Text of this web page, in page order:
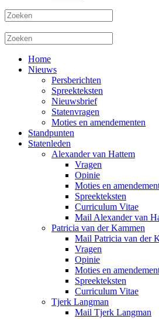
Home
Nieuws
Persberichten
Spreekteksten
Nieuwsbrief
Statenvragen
Moties en amendementen
Standpunten
Statenleden
Alexander van Hattem
Vragen
Opinie
Moties en
Spreekteksten
Curriculum Vitae
Mail Alexander van
Patricia van der Kammen
Mail Patricia van der
Vragen
Opinie
Moties en
Spreekteksten
Curriculum Vitae
Tjerk Langman
Mail Tjerk Langman